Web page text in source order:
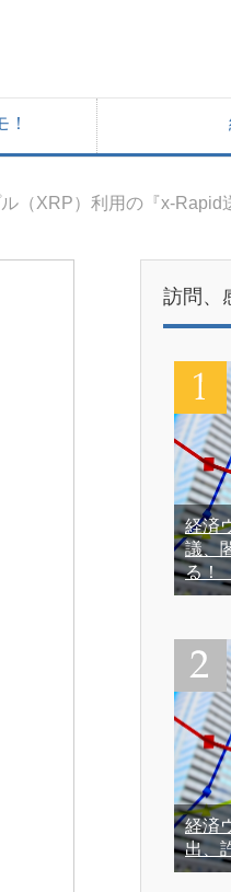
（XRP）利用の『x-Rapid
訪問、
経済
議、
る！
経済
出、